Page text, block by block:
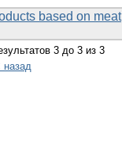
based on meat
3 до 3 из 3
назад